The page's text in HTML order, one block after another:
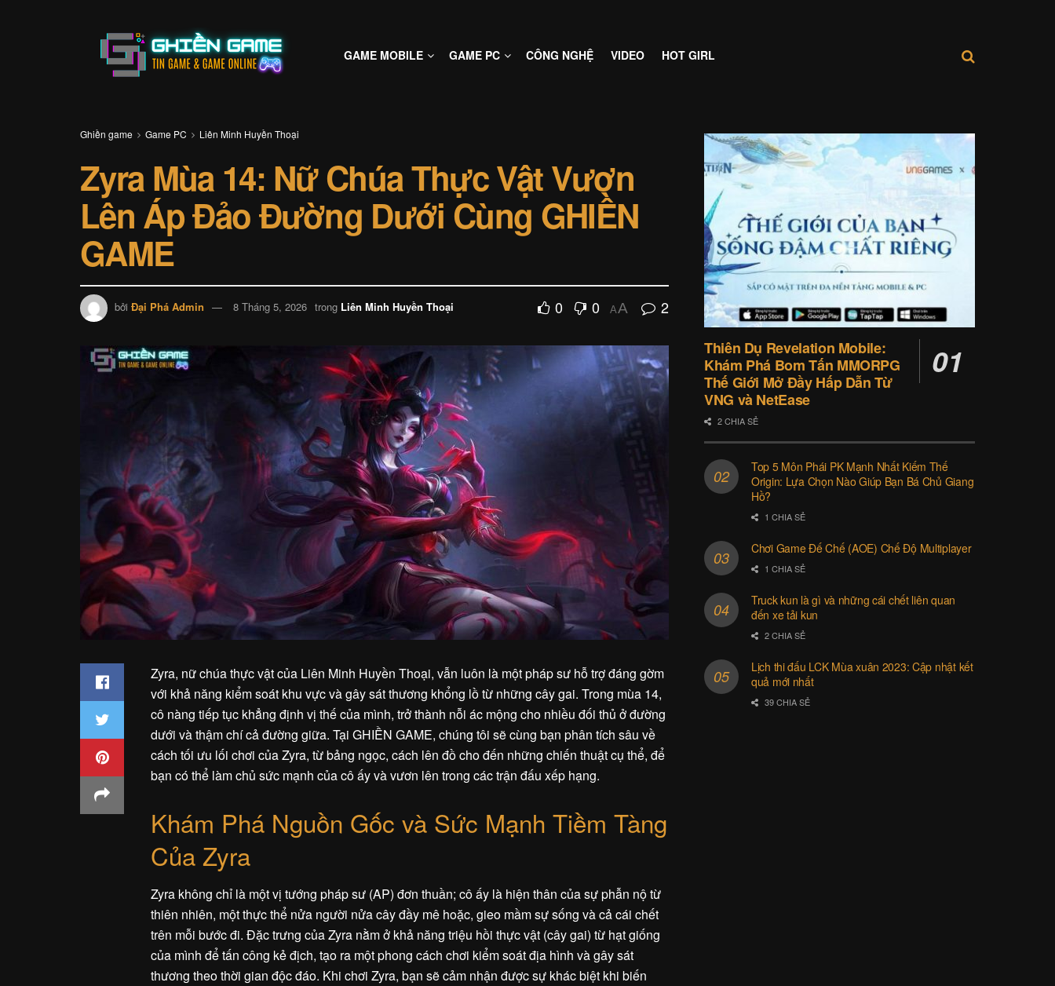
GAME MOBILE GAME PC CÔNG NGHỆ VIDEO HOT GIRL
Ghiền game Game PC Liên Minh Huyền Thoại
Zyra Mùa 14: Nữ Chúa Thực Vật Vươn
Lên Áp Đảo Đường Dưới Cùng GHIỀN
GAME
bởi Đại Phá Admin 8 Tháng 5, 2026 trong Liên Minh Huyền Thoại 0 0 AA 2
Zyra, nữ chúa thực vật của Liên Minh Huyền Thoại, vẫn luôn là một pháp sư hỗ trợ đáng gờm
với khả năng kiểm soát khu vực và gây sát thương khổng lồ từ những cây gai. Trong mùa 14,
cô nàng tiếp tục khẳng định vị thế của mình, trở thành nỗi ác mộng cho nhiều đối thủ ở đường
dưới và thậm chí cả đường giữa. Tại GHIỀN GAME, chúng tôi sẽ cùng bạn phân tích sâu về
cách tối ưu lối chơi của Zyra, từ bảng ngọc, cách lên đồ cho đến những chiến thuật cụ thể, để
bạn có thể làm chủ sức mạnh của cô ấy và vươn lên trong các trận đấu xếp hạng.
Khám Phá Nguồn Gốc và Sức Mạnh Tiềm Tàng
Của Zyra
Zyra không chỉ là một vị tướng pháp sư (AP) đơn thuần; cô ấy là hiện thân của sự phẫn nộ từ
thiên nhiên, một thực thể nửa người nửa cây đầy mê hoặc, gieo mầm sự sống và cả cái chết
trên mỗi bước đi. Đặc trưng của Zyra nằm ở khả năng triệu hồi thực vật (cây gai) từ hạt giống
của mình để tấn công kẻ địch, tạo ra một phong cách chơi kiểm soát địa hình và gây sát
thương theo thời gian độc đáo. Khi chơi Zyra, bạn sẽ cảm nhận được sự khác biệt khi biến
Thiên Dụ Revelation Mobile:
Khám Phá Bom Tấn MMORPG
Thế Giới Mở Đầy Hấp Dẫn Từ
VNG và NetEase
2 CHIA SẺ
Top 5 Môn Phái PK Mạnh Nhất Kiếm Thế
Origin: Lựa Chọn Nào Giúp Bạn Bá Chủ Giang
Hồ?
1 CHIA SẺ
Chơi Game Đế Chế (AOE) Chế Độ Multiplayer
1 CHIA SẺ
Truck kun là gì và những cái chết liên quan
đến xe tải kun
2 CHIA SẺ
Lịch thi đấu LCK Mùa xuân 2023: Cập nhật kết
quả mới nhất
39 CHIA SẺ